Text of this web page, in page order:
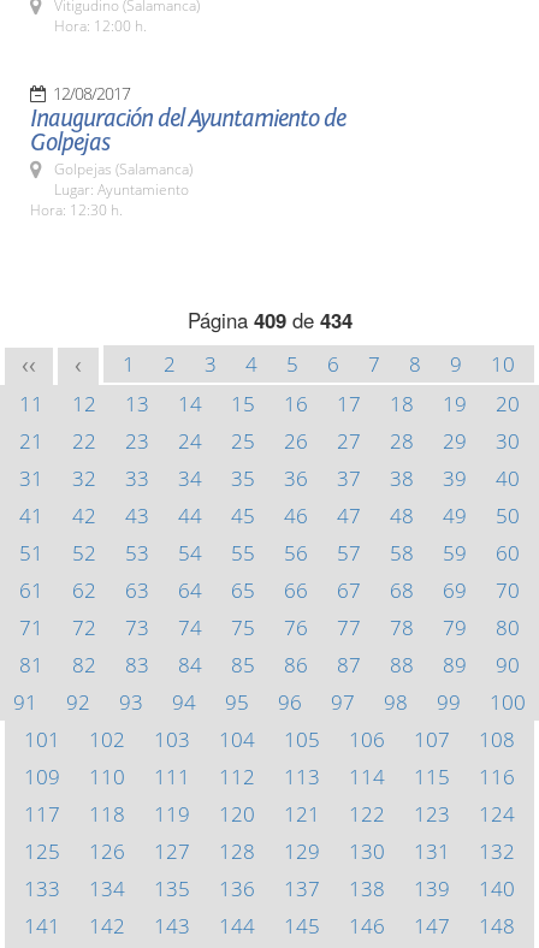
Vitigudino (Salamanca)
Hora: 12:00 h.
12/08/2017
Inauguración del Ayuntamiento de
Golpejas
Golpejas (Salamanca)
Lugar: Ayuntamiento
Hora: 12:30 h.
Página 409de 434
<< < 1 2 3 4 5 6 7 8 9
10
11
12 13 14 15 16 17 18 19
20
21
22 23 24 25 26 27 28 29
30
31
32 33 34 35 36 37 38 39
40
41
42 43 44 45 46 47 48 49
50
51
52 53 54 55 56 57 58 59
60
61
62 63 64 65 66 67 68 69
70
71
72 73 74 75 76 77 78 79
80
81
82 83 84 85 86 87 88 89
90
91
92 93 94 95 96 97 98 99
100
101
102 103 104 105 106 107
108
109
110 111 112 113 114 115
116
117
118 119 120 121 122 123
124
125
126 127 128 129 130 131
132
133
134 135 136 137 138 139
140
141
142 143 144 145 146 147
148